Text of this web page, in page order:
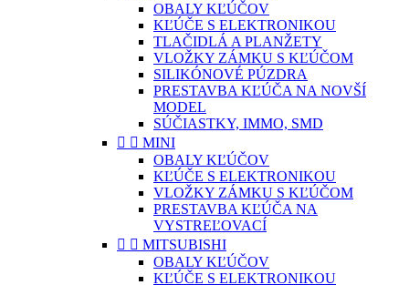
OBALY KĽÚČOV
KĽÚČE S ELEKTRONIKOU
TLAČIDLÁ A PLANŽETY
VLOŽKY ZÁMKU S KĽÚČOM
SILIKÓNOVÉ PÚZDRA
PRESTAVBA KĽÚČA NA NOVŠÍ
MODEL
SÚČIASTKY, IMMO, SMD
  MINI
OBALY KĽÚČOV
KĽÚČE S ELEKTRONIKOU
VLOŽKY ZÁMKU S KĽÚČOM
PRESTAVBA KĽÚČA NA
VYSTREĽOVACÍ
  MITSUBISHI
OBALY KĽÚČOV
KĽÚČE S ELEKTRONIKOU